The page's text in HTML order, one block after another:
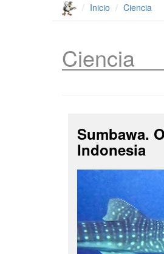
Inicio Ciencia
Ciencia
Sumbawa.
Indonesia